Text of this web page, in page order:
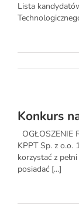
Lista
Konkurs
OGŁOSZENIE
KPPT Sp. z o.o.
korzystać z
posiadać [...]